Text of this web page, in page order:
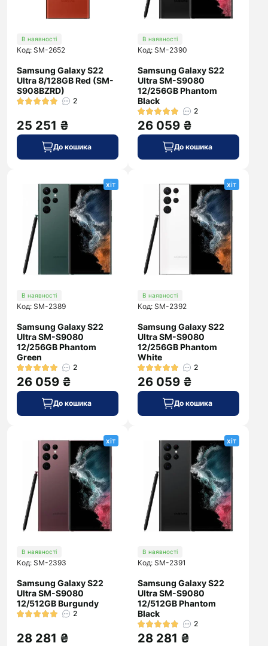
В наявності
Код: SM-2652
Samsung Galaxy S22
Ultra 8/128GB Red (SM-
S908BZRD)
2
25 251 ₴
До кошика
В наявності
Код: SM-2390
Samsung Galaxy S22
Ultra SM-S9080
12/256GB Phantom
Black
2
26 059 ₴
До кошика
хіт
В наявності
Код: SM-2389
Samsung Galaxy S22
Ultra SM-S9080
12/256GB Phantom
Green
2
26 059 ₴
До кошика
хіт
В наявності
Код: SM-2392
Samsung Galaxy S22
Ultra SM-S9080
12/256GB Phantom
White
2
26 059 ₴
До кошика
хіт
В наявності
Код: SM-2393
Samsung Galaxy S22
Ultra SM-S9080
12/512GB Burgundy
2
28 281 ₴
хіт
В наявності
Код: SM-2391
Samsung Galaxy S22
Ultra SM-S9080
12/512GB Phantom
Black
2
28 281 ₴